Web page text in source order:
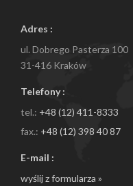
Adres :
ul. Dobrego Pasterza 100
31-416 Kraków
Telefony :
tel.: +48 (12) 411-8333
fax.: +48 (12) 398 40 87
E-mail :
wyślij z formularza »